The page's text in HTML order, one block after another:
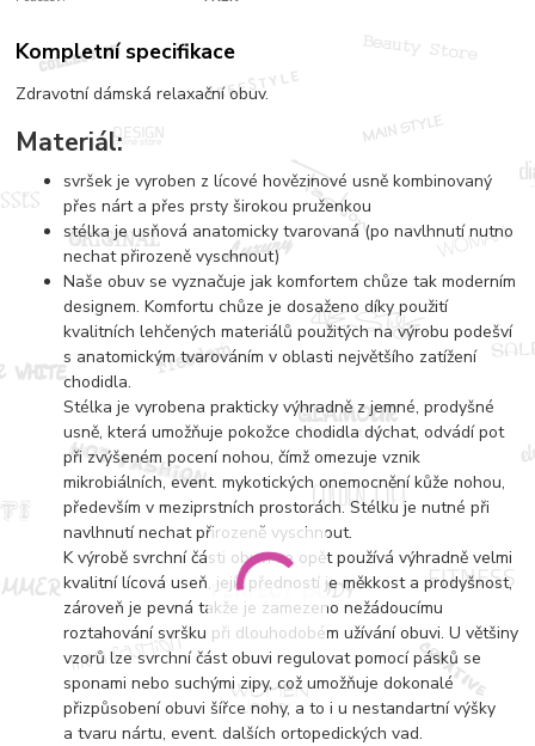
Kompletní specifikace
Zdravotní dámská relaxační obuv.
Materiál:
svršek je vyroben z lícové hovězinové usně kombinovaný
přes nárt a přes prsty širokou pruženkou
stélka je usňová anatomicky tvarovaná (po navlhnutí nutno
nechat přirozeně vyschnout)
Naše obuv se vyznačuje jak komfortem chůze tak moderním
designem. Komfortu chůze je dosaženo díky použití
kvalitních lehčených materiálů použitých na výrobu podešví
s anatomickým tvarováním v oblasti největšího zatížení
chodidla.
Stélka je vyrobena prakticky výhradně z jemné, prodyšné
usně, která umožňuje pokožce chodidla dýchat, odvádí pot
při zvýšeném pocení nohou, čímž omezuje vznik
mikrobiálních, event. mykotických onemocnění kůže nohou,
především v meziprstních prostorách. Stélku je nutné při
navlhnutí nechat přirozeně vyschnout.
K výrobě svrchní části obuvi se opět používá výhradně velmi
kvalitní lícová useň, jejíž předností je měkkost a prodyšnost,
zároveň je pevná takže je zamezeno nežádoucímu
roztahování svršku při dlouhodobém užívání obuvi. U většiny
vzorů lze svrchní část obuvi regulovat pomocí pásků se
sponami nebo suchými zipy, což umožňuje dokonalé
přizpůsobení obuvi šířce nohy, a to i u nestandartní výšky
a tvaru nártu, event. dalších ortopedických vad.